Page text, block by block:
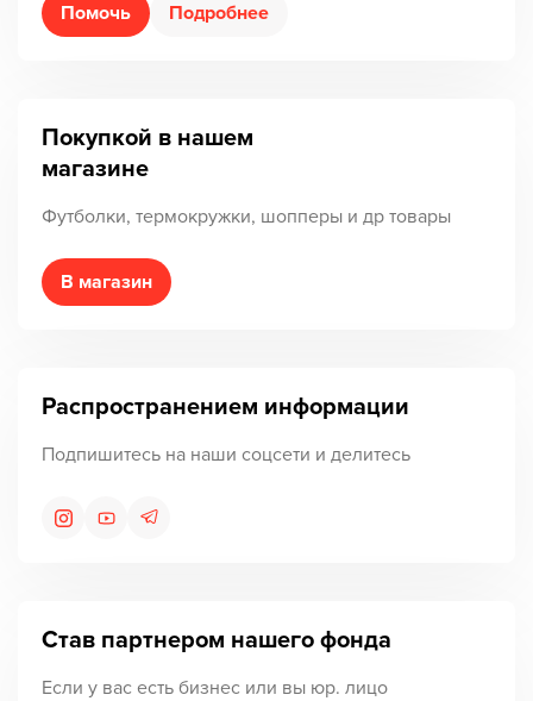
Помочь Подробнее
Покупкой в нашем
магазине
Футболки, термокружки, шопперы и др товары
В магазин
Распространением информации
Подпишитесь на наши соцсети и делитесь
Став партнером нашего фонда
Если у вас есть бизнес или вы юр. лицо